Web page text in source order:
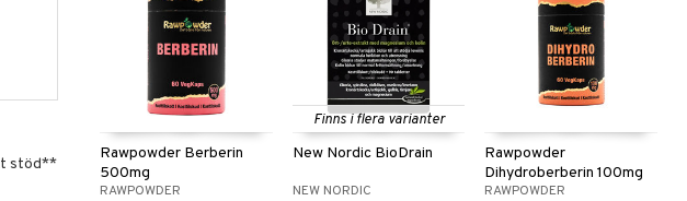
stöd**
Rawpowder Berberin
500mg
RAWPOWDER
Finns i flera varianter
New Nordic BioDrain
NEW NORDIC
Rawpowder
Dihydroberberin 100mg
RAWPOWDER